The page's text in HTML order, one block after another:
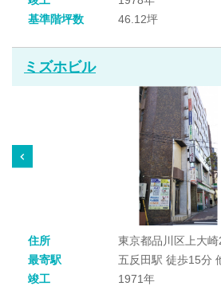
基準階坪数
46.12坪
ミズホビル
住所
東京都品川区上大
最寄駅
五反田駅 徒歩15分
竣工
1971年